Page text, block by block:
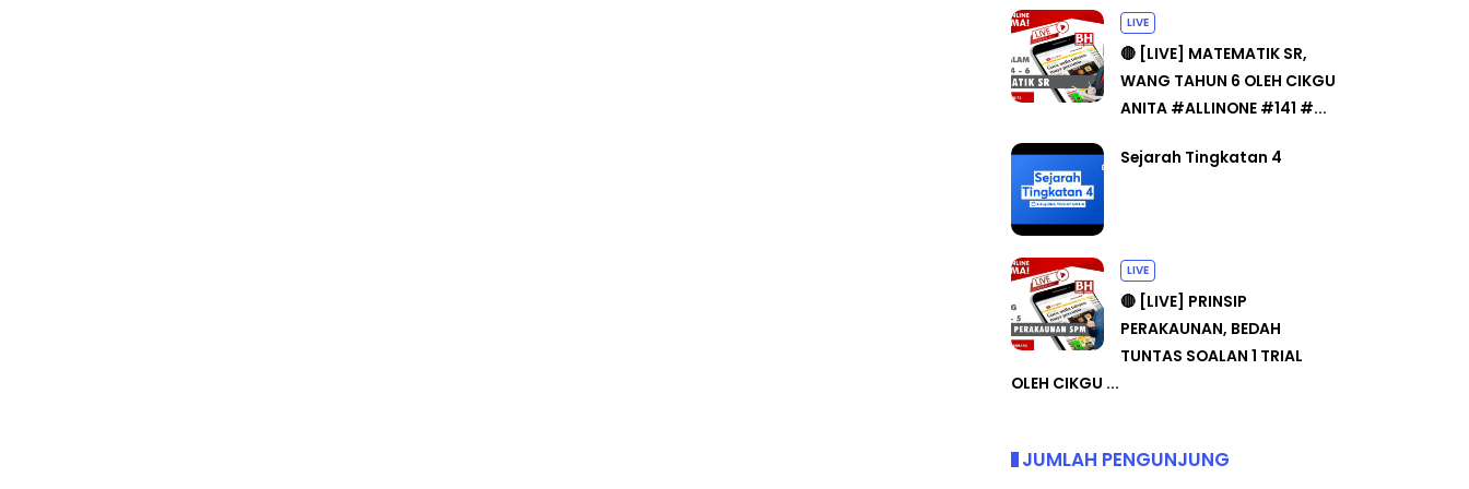
LIVE
🔴 [LIVE] MATEMATIK SR,
WANG TAHUN 6 OLEH CIKGU
ANITA #ALLINONE #141 #...
Sejarah Tingkatan 4
LIVE
🔴 [LIVE] PRINSIP
PERAKAUNAN, BEDAH
TUNTAS SOALAN 1 TRIAL
OLEH CIKGU ...
JUMLAH PENGUNJUNG